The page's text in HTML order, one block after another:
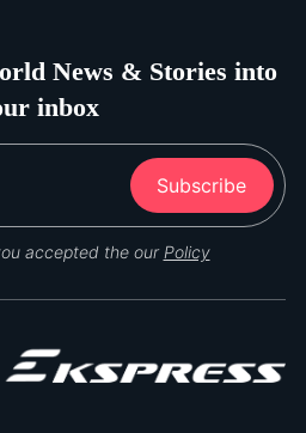
News & Stories into
inbox
Subscribe
accepted the our Policy